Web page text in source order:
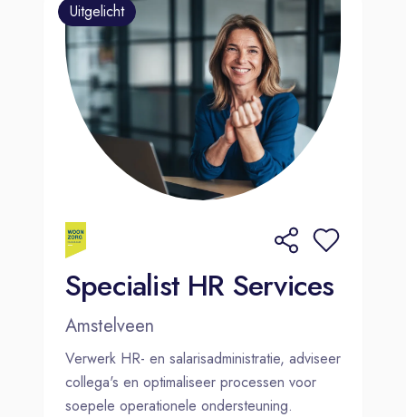
Uitgelicht
Specialist HR Services
Amstelveen
Verwerk HR- en salarisadministratie, adviseer
collega's en optimaliseer processen voor
soepele operationele ondersteuning.